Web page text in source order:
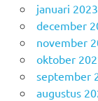
januari 2023
december
november
oktober
september
augustus